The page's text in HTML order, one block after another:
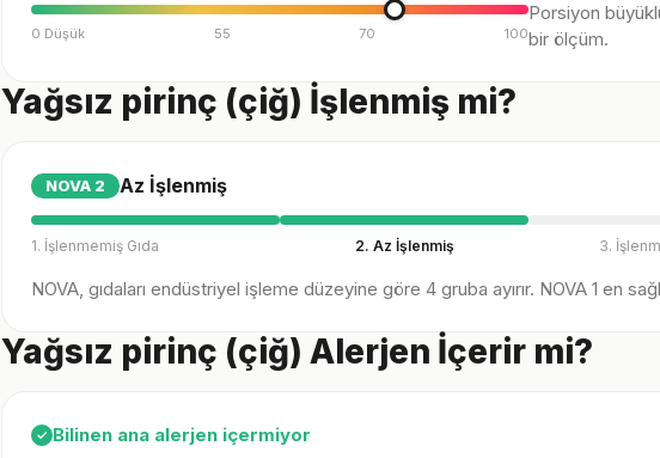
0 Düşük 55 70 100
Porsiyon
bir ölçüm.
Yağsız pirinç (çiğ) İşlenmiş mi?
NOVA 2 Az İşlenmiş
1. İşlenmemiş Gıda 2. Az İşlenmiş 3.
NOVA, gıdaları endüstriyel işleme düzeyine göre 4 gruba ayırır. NOVA 1 en
Yağsız pirinç (çiğ) Alerjen İçerir mi?
✓ Bilinen ana alerjen içermiyor